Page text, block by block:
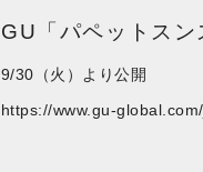
GU「パペットスン
9/30（火）より公開
https://www.gu-